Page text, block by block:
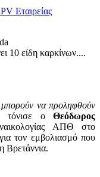
Εταιρείας
10 είδη καρκίνων....
να προληφθούν
τόνισε ο Θεόδωρος
ΑΠΘ στο
τον εμβολιασμό που
Βρετάννια.